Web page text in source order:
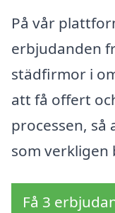
På vår
erbjudanden
städfirmor i
att få offert
processen, så
som
Få 3